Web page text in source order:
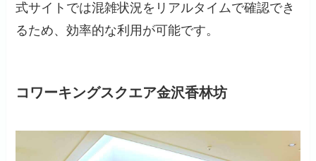
式サイトでは混雑状況をリアルタイムで確認でき
るため、効率的な利用が可能です。
コワーキングスクエア金沢香林坊